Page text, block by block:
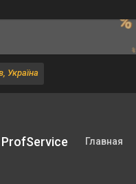
Україна
ProfService Главная